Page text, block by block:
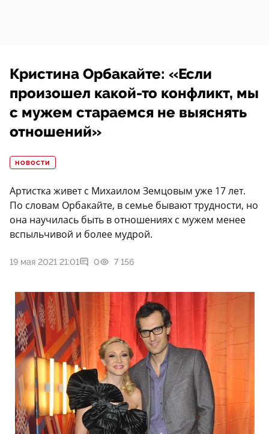
Кристина Орбакайте: «Если
произошел какой-то конфликт, мы
с мужем стараемся не выяснять
отношений»
НОВОСТИ
Артистка живет с Михаилом Земцовым уже 17 лет.
По словам Орбакайте, в семье бывают трудности, но
она научилась быть в отношениях с мужем менее
вспыльчивой и более мудрой.
19 мая 2021 21:01 0 7 156